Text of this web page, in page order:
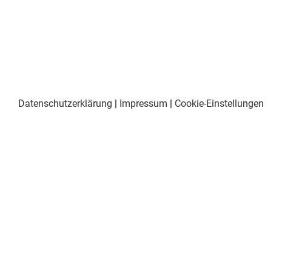
Datenschutzerklärung | Impressum | Cookie-Einstellungen